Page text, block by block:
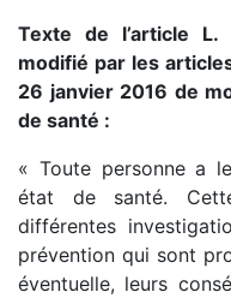
Texte de l’article
modifié par les
26 janvier 2016 de
de santé :
« Toute personne a
état de santé.
différentes
prévention qui sont
éventuelle, leurs